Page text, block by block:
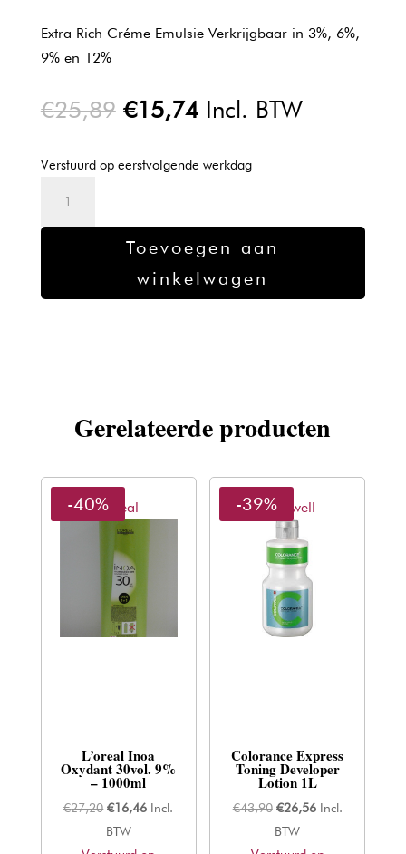
Extra Rich Créme Emulsie Verkrijgbaar in 3%, 6%,
9% en 12%
€25,89 Oorspronkelijke
was:
€25,89.
€15,74Huidige
is:
€15,74.
Incl. BTW
Verstuurd op eerstvolgende werkdag
Toevoegen aan
winkelwagen
Gerelateerde producten
L'oreal
-40%
L’oreal Inoa
Oxydant 30vol. 9%
– 1000ml
€27,20 Oorspronkelijke
prijs
€16,46Huidige
Incl.
BTW
Goldwell
-39%
Colorance Express
Toning Developer
Lotion 1L
€43,90 Oorspronkelijke
prijs
€26,56Huidige
Incl.
BTW